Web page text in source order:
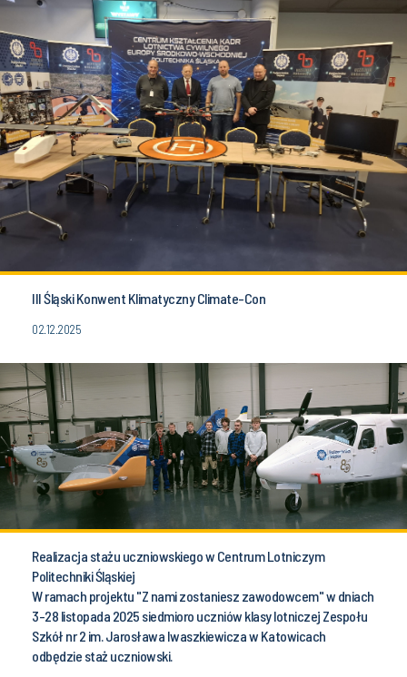
III Śląski Konwent Klimatyczny Climate-Con
02.12.2025
Realizacja stażu uczniowskiego w Centrum Lotniczym
Politechniki Śląskiej
W ramach projektu "Z nami zostaniesz zawodowcem" w dniach
3-28 listopada 2025 siedmioro uczniów klasy lotniczej Zespołu
Szkół nr 2 im. Jarosława Iwaszkiewicza w Katowicach
odbędzie staż uczniowski.